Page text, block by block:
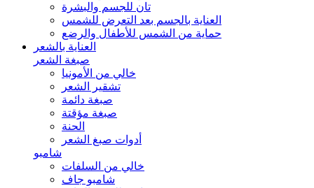
تان للجسم والبشرة
العناية بالجسم بعد التعرض للشمس
حماية من الشمس للأطفال والرضع
العناية بالشعر
صبغة الشعر
خالي من الأمونيا
تشقير الشعر
صبغة دائمة
صبغة مؤقتة
الحنة
أدوات صبغ الشعر
شامبو
خالي من السلفات
شامبو جاف